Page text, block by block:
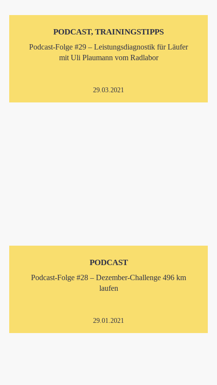
PODCAST, TRAININGSTIPPS
Podcast-Folge #29 – Leistungsdiagnostik für Läufer
mit Uli Plaumann vom Radlabor
29.03.2021
PODCAST
Podcast-Folge #28 – Dezember-Challenge 496 km
laufen
29.01.2021